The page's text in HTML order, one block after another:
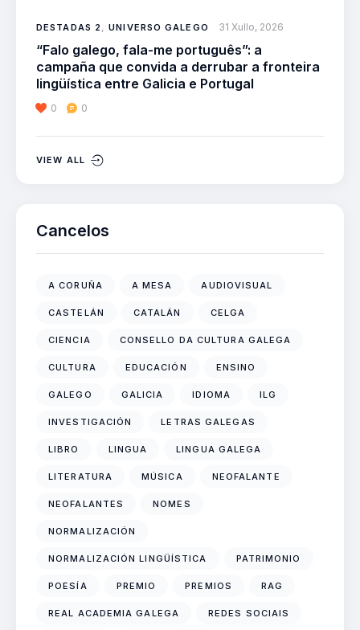
DESTADAS 2,UNIVERSO GALEGO 31 Xullo, 2026
“Falo galego, fala-me português”: a
campaña que convida a derrubar a fronteira
lingüística entre Galicia e Portugal
0 0
VIEW ALL
Cancelos
A CORUÑA A MESA AUDIOVISUAL
CASTELÁN CATALÁN CELGA
CIENCIA CONSELLO DA CULTURA GALEGA
CULTURA EDUCACIÓN ENSINO
GALEGO GALICIA IDIOMA ILG
INVESTIGACIÓN LETRAS GALEGAS
LIBRO LINGUA LINGUA GALEGA
LITERATURA MÚSICA NEOFALANTE
NEOFALANTES NOMES
NORMALIZACIÓN
NORMALIZACIÓN LINGÜÍSTICA PATRIMONIO
POESÍA PREMIO PREMIOS RAG
REAL ACADEMIA GALEGA REDES SOCIAIS